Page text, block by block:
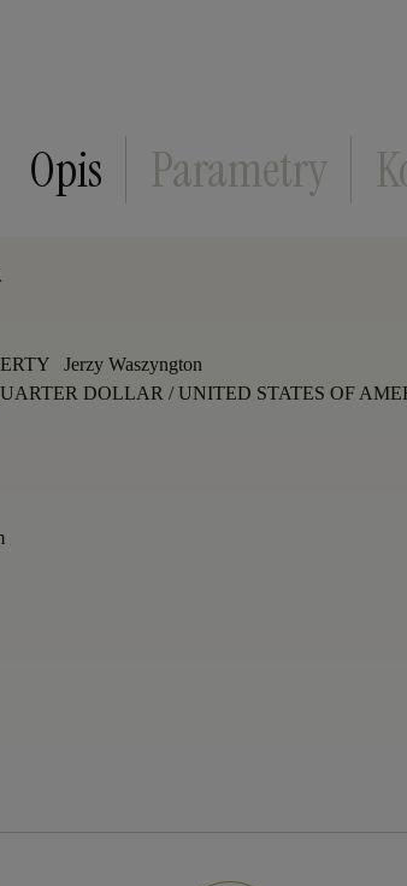
Opis Parametry
Jerzy Waszyngton
DOLLAR / UNITED STATES OF